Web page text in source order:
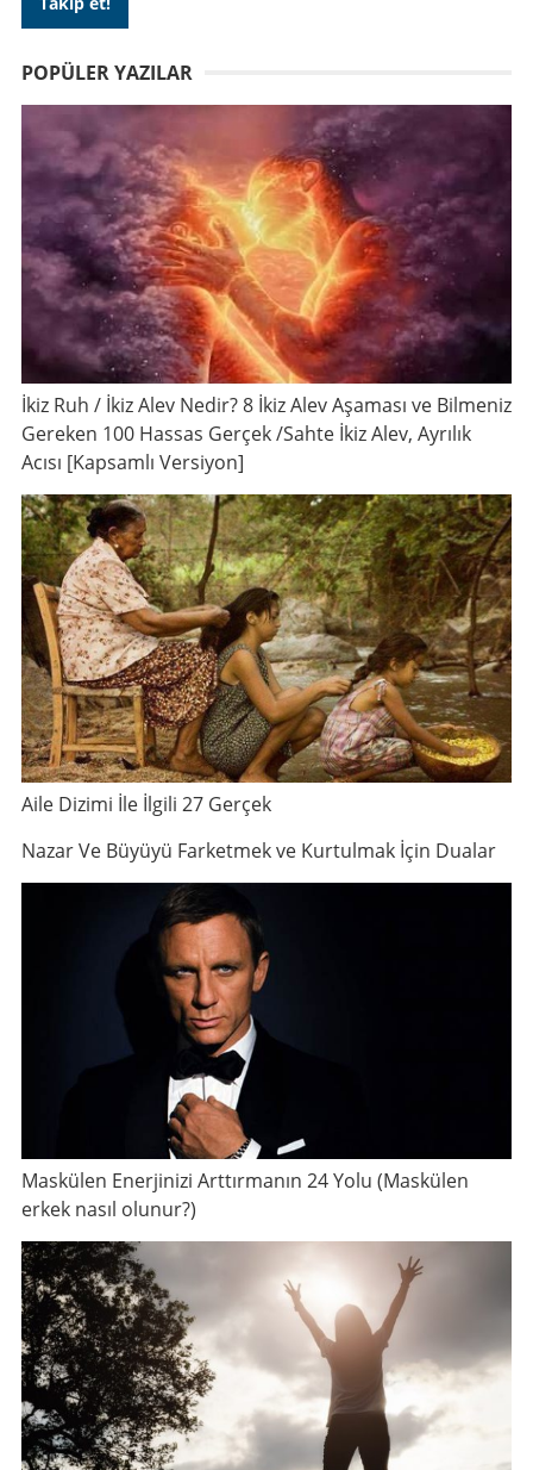
POPÜLER YAZILAR
İkiz Ruh / İkiz Alev Nedir? 8 İkiz Alev Aşaması ve Bilmeniz
Gereken 100 Hassas Gerçek /Sahte İkiz Alev, Ayrılık
Acısı [Kapsamlı Versiyon]
Aile Dizimi İle İlgili 27 Gerçek
Nazar Ve Büyüyü Farketmek ve Kurtulmak İçin Dualar
Maskülen Enerjinizi Arttırmanın 24 Yolu (Maskülen
erkek nasıl olunur?)